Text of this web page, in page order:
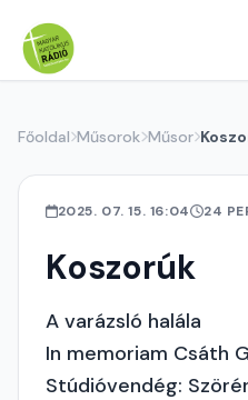
Főoldal Műsorok Műsor
2025. 07. 15. 16:04 24
Koszorúk
A varázsló halála
In memoriam Csáth
Stúdióvendég: